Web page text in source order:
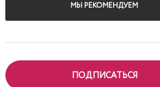
МЫ РЕКОМЕНДУЕМ
ПОДПИСАТЬСЯ